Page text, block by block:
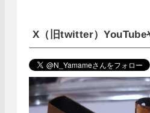
X（旧twitter）YouTube